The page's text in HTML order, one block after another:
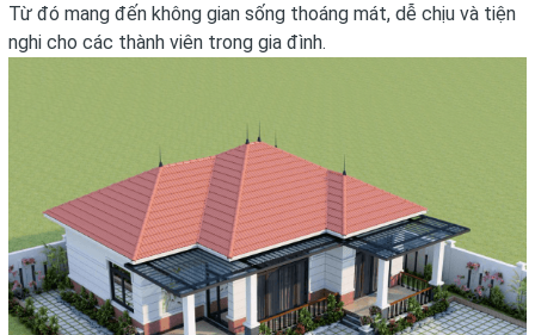
Từ đó mang đến không gian sống thoáng mát, dễ chịu và tiện
nghi cho các thành viên trong gia đình.